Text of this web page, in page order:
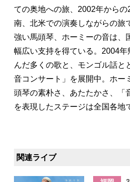
ての奥地への旅、2002年からの
南、北米での演奏しながらの旅
強い馬頭琴、ホーミーの音は、
幅広い支持を得ている。2004
んだ多くの歌と、モンゴル話と
音コンサート」を展開中。ホー
頭琴の素朴さ、あたたかさ、「
を表現したステージは全国各地
関連ライブ